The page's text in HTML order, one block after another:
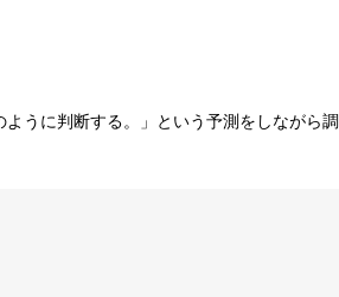
うに判断する。」という予測をしながら調